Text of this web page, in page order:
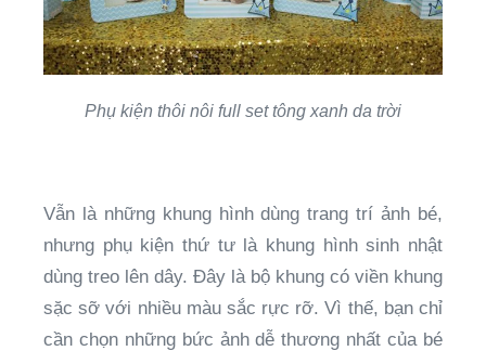
Phụ kiện thôi nôi full set tông xanh da trời
Vẫn là những khung hình dùng trang trí ảnh bé,
nhưng phụ kiện thứ tư là khung hình sinh nhật
dùng treo lên dây. Đây là bộ khung có viền khung
sặc sỡ với nhiều màu sắc rực rỡ. Vì thế, bạn chỉ
cần chọn những bức ảnh dễ thương nhất của bé